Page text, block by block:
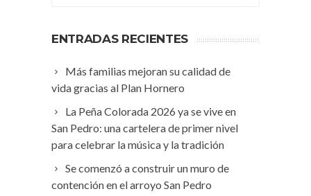
ENTRADAS RECIENTES
Más familias mejoran su calidad de
vida gracias al Plan Hornero
La Peña Colorada 2026 ya se vive en
San Pedro: una cartelera de primer nivel
para celebrar la música y la tradición
Se comenzó a construir un muro de
contención en el arroyo San Pedro